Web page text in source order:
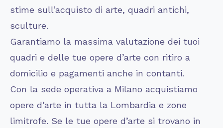
stime sull’acquisto di arte, quadri antichi,
sculture.
Garantiamo la massima valutazione dei tuoi
quadri e delle tue opere d’arte con ritiro a
domicilio e pagamenti anche in contanti.
Con la sede operativa a Milano acquistiamo
opere d’arte in tutta la Lombardia e zone
limitrofe. Se le tue opere d’arte si trovano in